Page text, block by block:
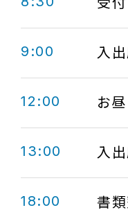
9:00 入
12:00 お昼
13:00 入
18:00 書